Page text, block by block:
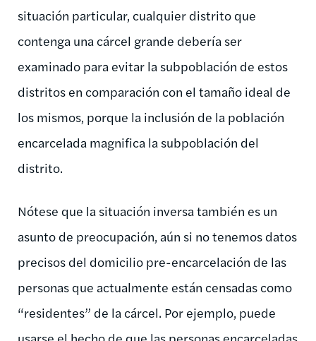
situación particular, cualquier distrito que
contenga una cárcel grande debería ser
examinado para evitar la subpoblación de estos
distritos en comparación con el tamaño ideal de
los mismos, porque la inclusión de la población
encarcelada magnifica la subpoblación del
distrito.
Nótese que la situación inversa también es un
asunto de preocupación, aún si no tenemos datos
precisos del domicilio pre-encarcelación de las
personas que actualmente están censadas como
“residentes” de la cárcel. Por ejemplo, puede